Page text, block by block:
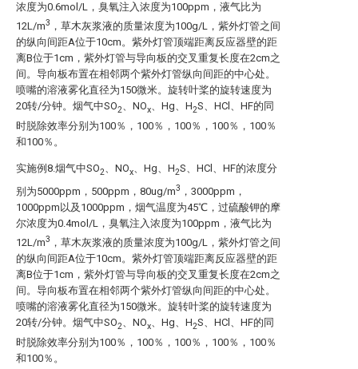
浓度为0.6mol/L，臭氧注入浓度为100ppm，液气比为
12L/m3 ，草木灰浆液的质量浓度为100g/L，紫外灯管之间
的纵向间距A位于10cm。紫外灯管顶端距离反应器壁的距
离B位于1cm，紫外灯管与导向板的交叉重复长度在2cm之
间。导向板布置在相邻两个紫外灯管纵向间距的中心处。
喷嘴的溶液雾化直径为150微米。旋转叶桨的旋转速度为
20转/分钟。烟气中SO2、NOx、Hg、H2S、HCl、HF的同
时脱除效率分别为100％，100％，100％，100％，100％
和100％。
实施例8.烟气中SO2、NOx、Hg、H2S、HCl、HF的浓度分
别为5000ppm，500ppm，80ug/m3 ，3000ppm，
1000ppm以及1000ppm，烟气温度为45℃，过硫酸钾的摩
尔浓度为0.4mol/L，臭氧注入浓度为100ppm，液气比为
12L/m3 ，草木灰浆液的质量浓度为100g/L，紫外灯管之间
的纵向间距A位于10cm。紫外灯管顶端距离反应器壁的距
离B位于1cm，紫外灯管与导向板的交叉重复长度在2cm之
间。导向板布置在相邻两个紫外灯管纵向间距的中心处。
喷嘴的溶液雾化直径为150微米。旋转叶桨的旋转速度为
20转/分钟。烟气中SO2、NOx、Hg、H2S、HCl、HF的同
时脱除效率分别为100％，100％，100％，100％，100％
和100％。